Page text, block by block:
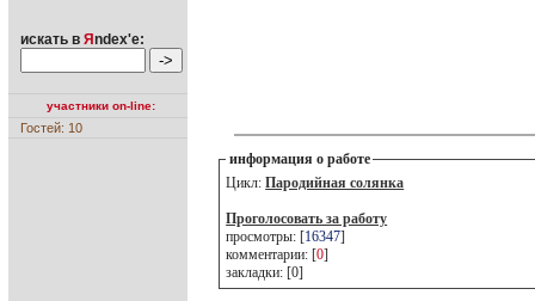
искать в Я ndex'е:
участники on-line:
Гостей: 10
информация о работе
Цикл:Пародийная солянка
Проголосовать за работу
просмотры: [16347]
комментарии: [0]
закладки: [0]